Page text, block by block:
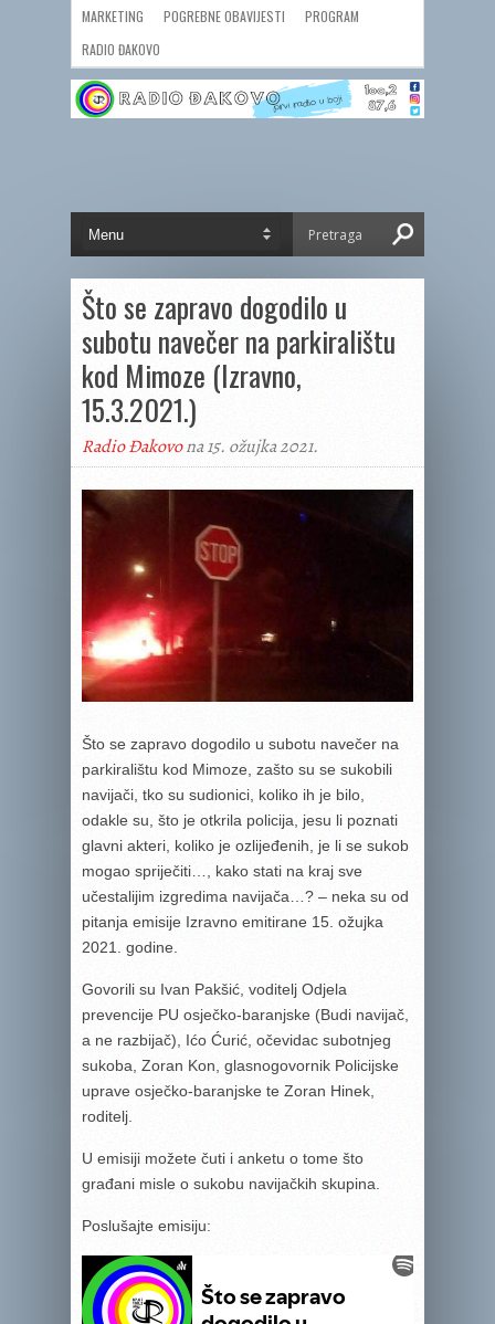
MARKETING POGREBNE OBAVIJESTI
PROGRAM
RADIO ĐAKOVO
Što se zapravo dogodilo u
subotu navečer na parkiralištu
kod Mimoze (Izravno,
15.3.2021.)
Radio Đakovona 15. ožujka 2021.
Što se zapravo dogodilo u subotu navečer na
parkiralištu kod Mimoze, zašto su se sukobili
navijači, tko su sudionici, koliko ih je bilo,
odakle su, što je otkrila policija, jesu li poznati
glavni akteri, koliko je ozlijeđenih, je li se sukob
mogao spriječiti…, kako stati na kraj sve
učestalijim izgredima navijača…? – neka su od
pitanja emisije Izravno emitirane 15. ožujka
2021. godine.
Govorili su Ivan Pakšić, voditelj Odjela
prevencije PU osječko-baranjske (Budi navijač,
a ne razbijač), Ićo Ćurić, očevidac subotnjeg
sukoba, Zoran Kon, glasnogovornik Policijske
uprave osječko-baranjske te Zoran Hinek,
roditelj.
U emisiji možete čuti i anketu o tome što
građani misle o sukobu navijačkih skupina.
Poslušajte emisiju: